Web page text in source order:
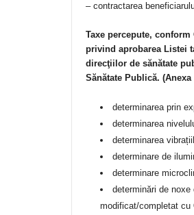
– contractarea
Taxe percepute, conform
privind aprobarea Listei
direcţiilor de sănătate
Sănătate Publică.
determinarea prin
determinarea
determinarea
determinare de
determinare
determinări de
modificat/completat cu